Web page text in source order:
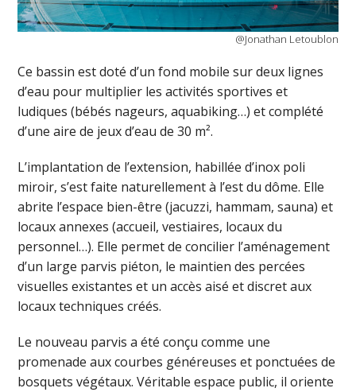
@Jonathan Letoublon
Ce bassin est doté d’un fond mobile sur deux lignes
d’eau pour multiplier les activités sportives et
ludiques (bébés nageurs, aquabiking…) et complété
d’une aire de jeux d’eau de 30 m².
L’implantation de l’extension, habillée d’inox poli
miroir, s’est faite naturellement à l’est du dôme. Elle
abrite l’espace bien-être (jacuzzi, hammam, sauna) et
locaux annexes (accueil, vestiaires, locaux du
personnel…). Elle permet de concilier l’aménagement
d’un large parvis piéton, le maintien des percées
visuelles existantes et un accès aisé et discret aux
locaux techniques créés.
Le nouveau parvis a été conçu comme une
promenade aux courbes généreuses et ponctuées de
bosquets végétaux. Véritable espace public, il oriente